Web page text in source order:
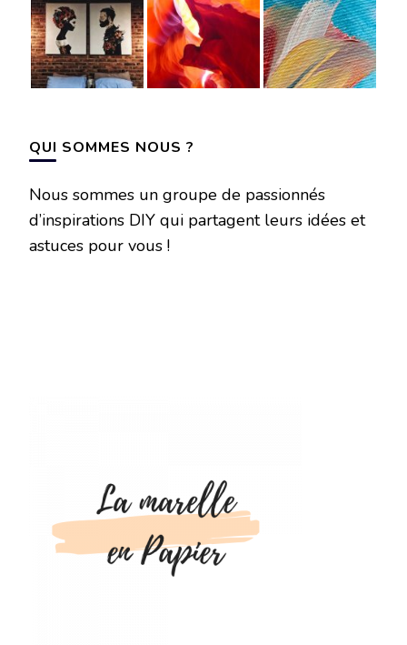
QUI SOMMES NOUS ?
Nous sommes un groupe de passionnés
d’inspirations DIY qui partagent leurs idées et
astuces pour vous !